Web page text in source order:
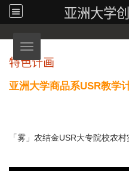
亚洲大学
Toggle navigation
特色计画
亚洲大学商品系USR教学
「雾」农结金USR大专院校农